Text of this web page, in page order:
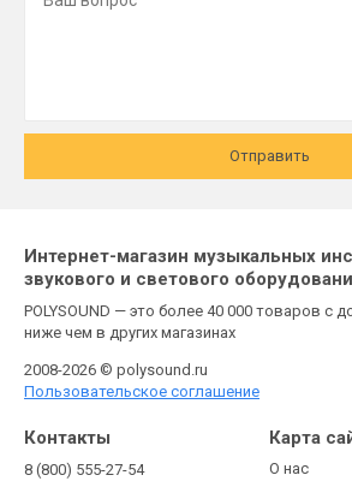
Отправить
Интернет-магазин музыкальных
звукового и светового
POLYSOUND — это более 40 000 товаров с
ниже чем в других магазинах
2008-2026 © polysound.ru
Пользовательское соглашение
Контакты
8 (800) 555-27-54
Карта
О нас